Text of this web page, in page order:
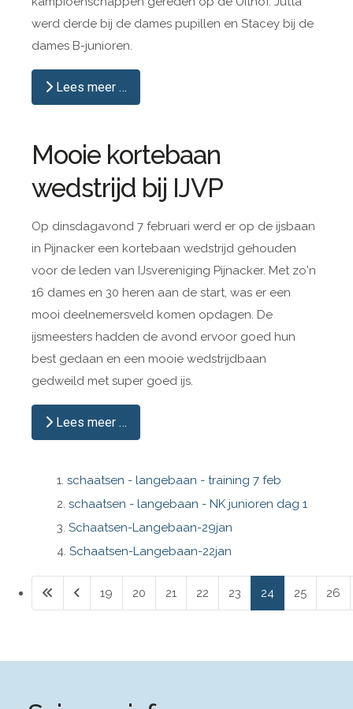
werd derde bij de dames pupillen en Stacey bij de
dames B-junioren.
Lees meer …
Mooie kortebaan
wedstrijd bij IJVP
Op dinsdagavond 7 februari werd er op de ijsbaan
in Pijnacker een kortebaan wedstrijd gehouden
voor de leden van IJsvereniging Pijnacker. Met zo'n
16 dames en 30 heren aan de start, was er een
mooi deelnemersveld komen opdagen. De
ijsmeesters hadden de avond ervoor goed hun
best gedaan en een mooie wedstrijdbaan
gedweild met super goed ijs.
Lees meer …
schaatsen - langebaan - training 7 feb
schaatsen - langebaan - NK junioren dag 1
Schaatsen-Langebaan-29jan
Schaatsen-Langebaan-22jan
Pagina 24 van 28
19 20 21 22 23 24 25 26